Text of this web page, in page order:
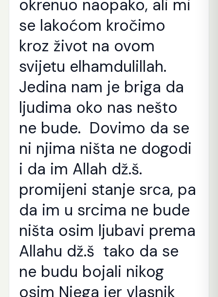
okrenuo naopako, ali mi
se lakoćom kročimo
kroz život na ovom
svijetu elhamdulillah.
Jedina nam je briga da
ljudima oko nas nešto
ne bude. Dovimo da se
ni njima ništa ne dogodi
i da im Allah dž.š.
promijeni stanje srca, pa
da im u srcima ne bude
ništa osim ljubavi prema
Allahu dž.š tako da se
ne budu bojali nikog
osim Njega jer vlasnik